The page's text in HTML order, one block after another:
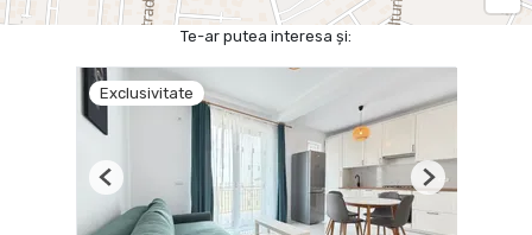
Te-ar putea interesa și:
Exclusivitate
Previous Next